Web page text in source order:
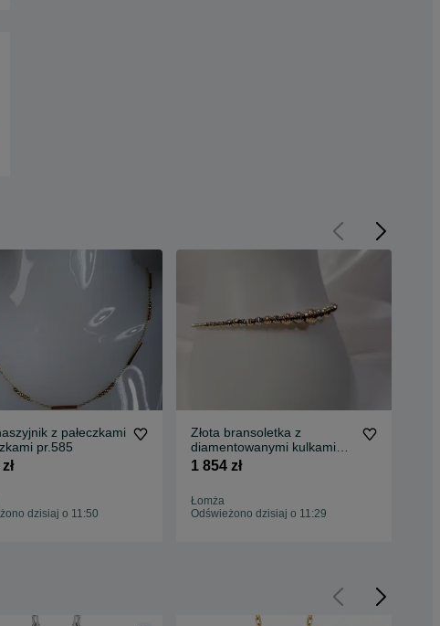
z pałeczkami
pr.585
dzisiaj o 11:50
Złota bransoletka z
diamentowanymi kulkami
pr.585
1 854 zł
Łomża
Odświeżono dzisiaj o 11:29